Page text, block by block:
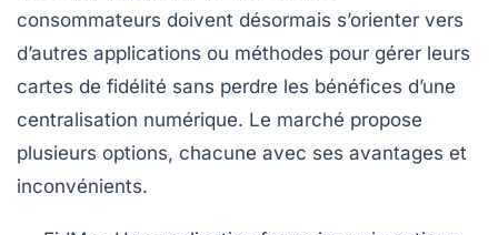
consommateurs doivent désormais s’orienter vers
d’autres applications ou méthodes pour gérer leurs
cartes de fidélité sans perdre les bénéfices d’une
centralisation numérique. Le marché propose
plusieurs options, chacune avec ses avantages et
inconvénients.